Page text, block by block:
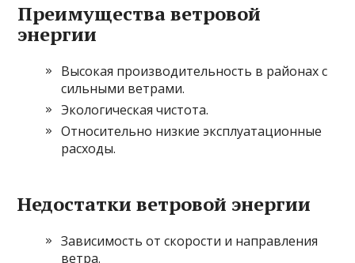
Преимущества ветровой
энергии
Высокая производительность в районах с
сильными ветрами.
Экологическая чистота.
Относительно низкие эксплуатационные
расходы.
Недостатки ветровой энергии
Зависимость от скорости и направления
ветра.